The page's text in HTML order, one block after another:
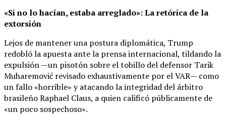
«Si no lo hacían, estaba arreglado»: La retórica de la
extorsión
Lejos de mantener una postura diplomática, Trump
redobló la apuesta ante la prensa internacional, tildando la
expulsión —un pisotón sobre el tobillo del defensor Tarik
Muharemović revisado exhaustivamente por el VAR— como
un fallo «horrible» y atacando la integridad del árbitro
brasileño Raphael Claus, a quien calificó públicamente de
«un poco sospechoso».